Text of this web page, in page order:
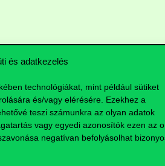
és adatkezelés
technológiákat, mint például sütiket
és/vagy elérésére. Ezekhez a
teszi számunkra az olyan adatok
vagy egyedi azonosítók ezen az
negatívan befolyásolhat